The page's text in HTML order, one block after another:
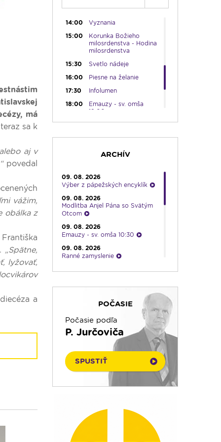
má
sa k
aj v
povedal
vážim,
obálka z
„Spätne,
lyžovať,
a
13:00
Rozhlasová hra
14:00
Vyznania
15:00
Korunka Božieho
milosrdenstva - Hodina
milosrdenstva
15:30
Svetlo nádeje
16:00
Piesne na želanie
17:30
Infolumen
18:00
Emauzy - sv. omša
18:00
19:00
Slávnostný ruženec
19:30
Kresťanské noviny
Rádio Vatikán - SK
20:30
Karmel
22:00
V sile slova
22:30
Pohoda s klasikou
23:30
Infolumen - repríza
ARCHÍV
09. 08. 2026
Výber z pápežských encyklík
09. 08. 2026
Modlitba Anjel Pána so Svätým
Otcom
09. 08. 2026
Emauzy - sv. omša 10:30
09. 08. 2026
Ranné zamyslenie
Viera do vrecka
08. 08. 2026
Na úsmev a zamyslenie
Literárna kaviareň
08. 08. 2026
Infolumen
POČASIE
Počasie podľa
P. Jurčoviča
SPUSTIŤ